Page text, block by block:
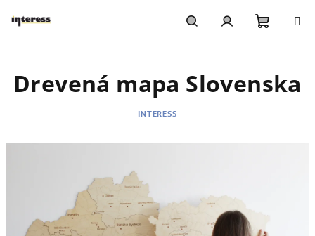
košík
Drevená mapa Slovenska
INTERESS